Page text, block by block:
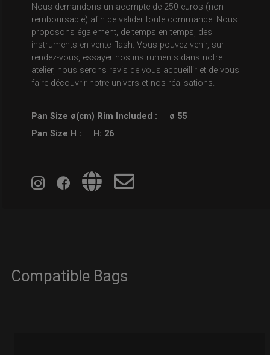
Nous demandons un acompte de 250 euros (non
remboursable) afin de valider toute commande. Nous
proposons également, de temps en temps, des
instruments en vente flash. Vous pouvez venir, sur
rendez-vous, essayer nos instruments dans notre
atelier, nous serons ravis de vous accueillir et de vous
faire découvrir notre univers et nos réalisations.
Pan Size ø(cm) Rim Included :
ø 55
Pan Size H :
H: 26
Compatible Bags